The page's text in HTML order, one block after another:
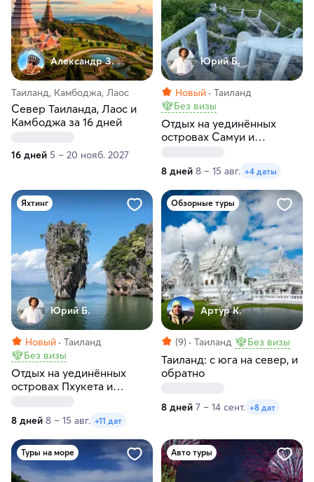
Александр З.
Таиланд, Камбоджа, Лаос
Север Таиланда, Лаос и
Камбоджа за 16 дней
16 дней 5 – 20 нояб. 2027
Юрий Б.
Новый
Таиланд
Без визы
Отдых на уединённых
островах Самуи и
премиальное путешествие
под парусами
8 дней 8 – 15 авг. +4 даты
Яхтинг
Юрий Б.
Новый
Таиланд
Без визы
Отдых на уединённых
островах Пхукета и
маршрут, доступный
только с моря
8 дней 8 – 15 авг. +11 дат
Обзорные туры
Артур К.
(9) Таиланд Без визы
Таиланд: с юга на север, и
обратно
8 дней 7 – 14 сент. +8 дат
Туры на море Авто туры